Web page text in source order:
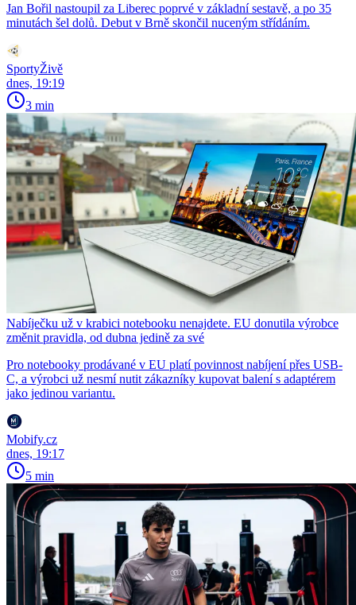
Jan Bořil nastoupil za Liberec poprvé v základní sestavě, a po 35
minutách šel dolů. Debut v Brně skončil nuceným střídáním.
SportyŽivě
dnes, 19:19
3 min
Nabíječku už v krabici notebooku nenajdete. EU donutila výrobce
změnit pravidla, od dubna jedině za své
Pro notebooky prodávané v EU platí povinnost nabíjení přes USB-
C, a výrobci už nesmí nutit zákazníky kupovat balení s adaptérem
jako jedinou variantu.
Mobify.cz
dnes, 19:17
5 min